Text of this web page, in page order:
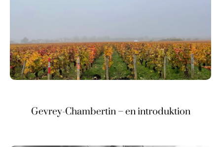
Gevrey-Chambertin – en introduktion